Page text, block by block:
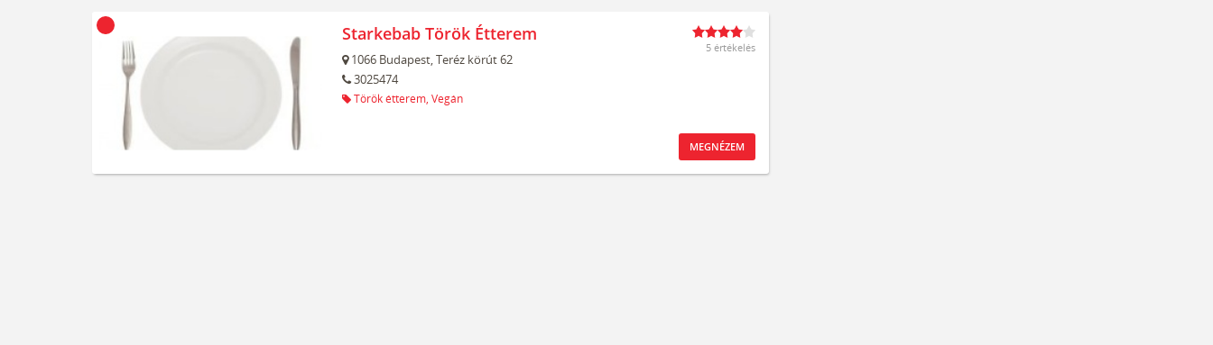
Starkebab Török Étterem
1066 Budapest,Teréz körút 62
3025474
Török étterem, Vegán
5 értékelés
MEGNÉZEM